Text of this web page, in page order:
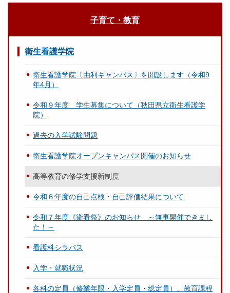
子育て・教育
衛生看護学院
衛生看護学院〔由利キャンパス〕を開設します（令和9
年4月）
令和９年度 学生募集について（秋田県立衛生看護学
院）
過去の入学試験問題
衛生看護学院オープンキャンパス開催のお知らせ
高等教育の修学支援新制度
令和６年度の自己点検・自己評価結果について
令和７年度《衛看祭》のお知らせ ～無事開催できまし
た！～
看護科シラバス
入学・就職状況
各科の定員（修業年限・入学定員・総定員）、教育課程